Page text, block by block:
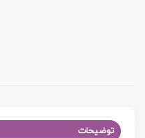
توضیحات